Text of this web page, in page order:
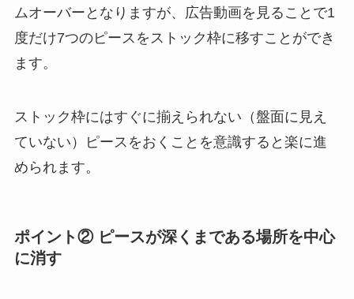
ムオーバーとなりますが、広告動画を見ることで1
度だけ7つのピースをストック枠に移すことができ
ます。
ストック枠にはすぐに揃えられない（盤面に見え
ていない）ピースをおくことを意識すると楽に進
められます。
ポイント② ピースが深くまである場所を中心
に消す